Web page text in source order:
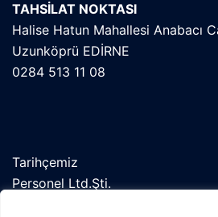
TAHSİLAT NOKTASI
Halise Hatun Mahallesi Anabacı
Uzunköprü EDİRNE
0284 513 11 08
Tarihçemiz
Personel Ltd.Şti.